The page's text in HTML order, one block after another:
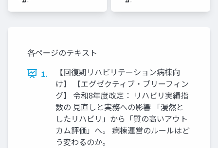
各ページのテキスト
1.
【回復期リハビリテーション病棟向
け】 【エグゼクティブ・ブリーフィン
グ】 令和8年度改定： リハビリ実績指
数の 見直しと実務への影響 「漫然と
したリハビリ」から「質の高いアウト
カム評価」へ。 病棟運営のルールはど
う変わるのか。